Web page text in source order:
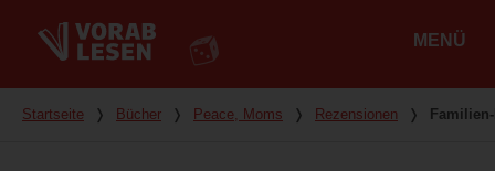
MENÜ
Du bist hier
Startseite ❭ Bücher ❭ Peace, Moms ❭ Rezensionen ❭